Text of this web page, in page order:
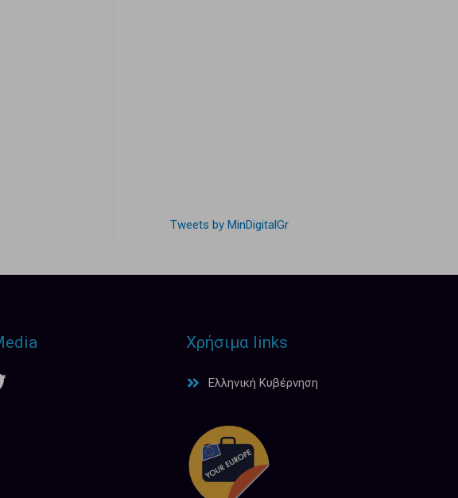
Tweets by MinDigitalGr
Χρήσιμα links
Ελληνική Κυβέρνηση